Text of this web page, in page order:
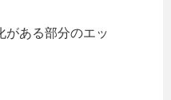
がある部分のエッ